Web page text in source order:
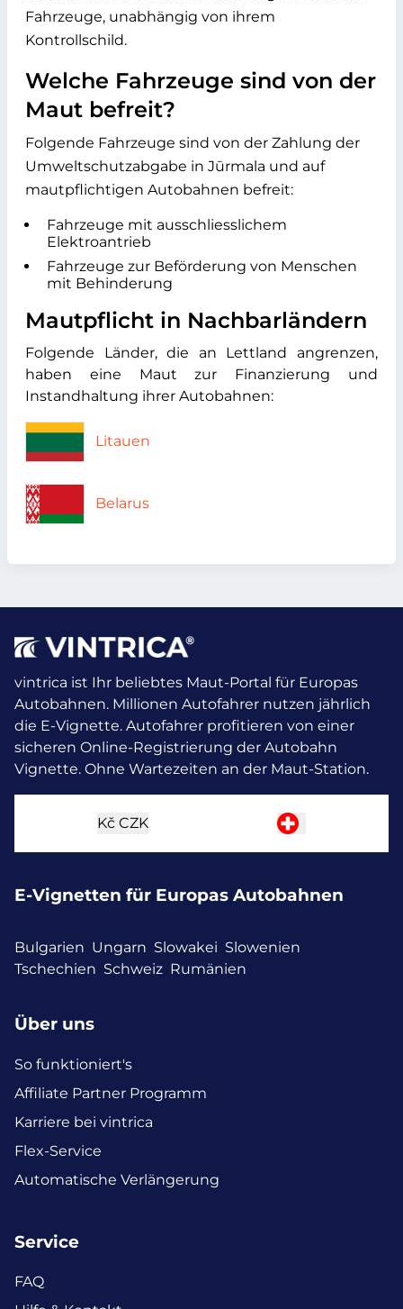
Fahrzeuge, unabhängig von ihrem
Kontrollschild.
Welche Fahrzeuge sind von der
Maut befreit?
Folgende Fahrzeuge sind von der Zahlung der
Umweltschutzabgabe in Jūrmala und auf
mautpflichtigen Autobahnen befreit:
Fahrzeuge mit ausschliesslichem
Elektroantrieb
Fahrzeuge zur Beförderung von Menschen
mit Behinderung
Mautpflicht in Nachbarländern
Folgende Länder, die an Lettland angrenzen,
haben eine Maut zur Finanzierung und
Instandhaltung ihrer Autobahnen:
Litauen
Belarus
vintrica ist Ihr beliebtes Maut-Portal für Europas
Autobahnen. Millionen Autofahrer nutzen jährlich
die E-Vignette. Autofahrer profitieren von einer
sicheren Online-Registrierung der Autobahn
Vignette. Ohne Wartezeiten an der Maut-Station.
Kč CZK
E-Vignetten für Europas Autobahnen
Bulgarien Ungarn Slowakei Slowenien
Tschechien Schweiz Rumänien
Über uns
So funktioniert's
Affiliate Partner Programm
Karriere bei vintrica
Flex-Service
Automatische Verlängerung
Service
FAQ